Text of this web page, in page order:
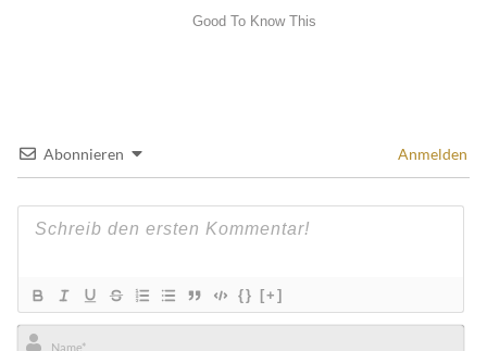
Abonnieren Anmelden
{} [+]